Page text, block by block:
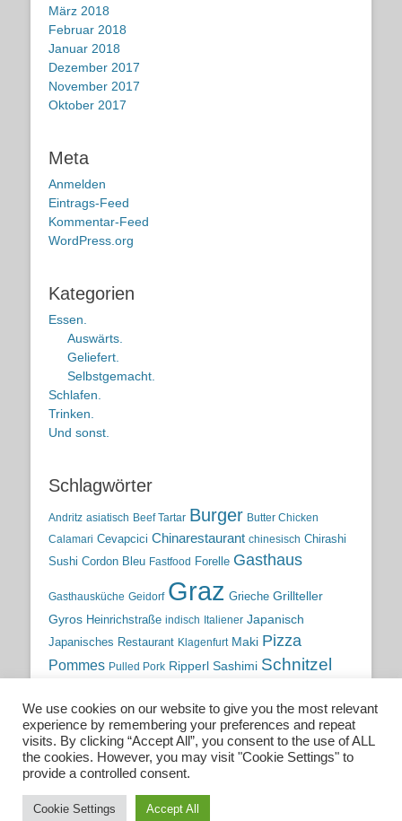
März 2018
Februar 2018
Januar 2018
Dezember 2017
November 2017
Oktober 2017
Meta
Anmelden
Eintrags-Feed
Kommentar-Feed
WordPress.org
Kategorien
Essen.
Auswärts.
Geliefert.
Selbstgemacht.
Schlafen.
Trinken.
Und sonst.
Schlagwörter
Andritz asiatisch Beef Tartar Burger Butter Chicken
Calamari Cevapcici Chinarestaurant chinesisch Chirashi
Sushi Cordon Bleu Fastfood Forelle Gasthaus
Gasthausküche Geidorf Graz Grieche Grillteller
Gyros Heinrichstraße indisch Italiener Japanisch
Japanisches Restaurant Klagenfurt Maki Pizza
Pommes Pulled Pork Ripperl Sashimi Schnitzel
traditionelle Küche Traditionsgasthaus Vulkanland
Wien Wild österreichische Küche
österreichische Wirtshausküche
We use cookies on our website to give you the most relevant
experience by remembering your preferences and repeat
visits. By clicking “Accept All”, you consent to the use of ALL
the cookies. However, you may visit "Cookie Settings" to
provide a controlled consent.
Cookie Settings Accept All